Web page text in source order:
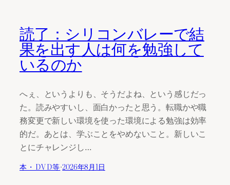
読了：シリコンバレーで結
果を出す人は何を勉強して
いるのか
へぇ、というよりも、そうだよね、という感じだっ
た。読みやすいし、面白かったと思う。転職かや職
務変更で新しい環境を使った環境による勉強は効率
的だ。あとは、学ぶことをやめないこと。新しいこ
とにチャレンジし…
本・DVD等·2026年8月1日